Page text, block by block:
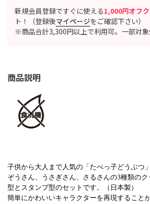
新規会員登録ですぐに使える1,000円オフ
ト！（登録後マイページをご確認下さい）
※商品合計3,300円以上で利用可。一部対象
商品説明
子供から大人まで人気の「たべっ子どうぶつ
ぞうさん、うさぎさん、さるさんの3種類のク
型とスタンプ型のセットです。（日本製）
簡単にかわいいキャラクターを再現すること